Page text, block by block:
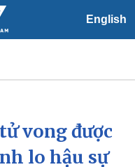
English
hội
24h
vong được
lo hậu sự